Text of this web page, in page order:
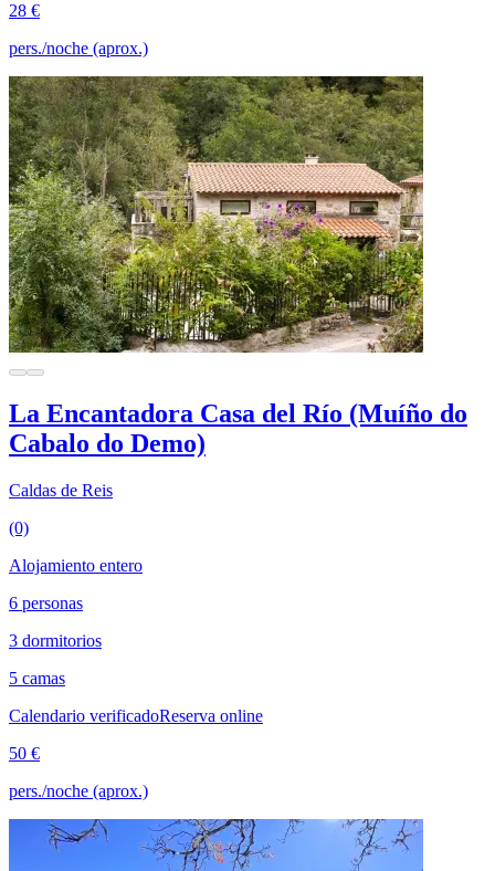
28 €
pers./noche (aprox.)
La Encantadora Casa del Río (Muíño do
Cabalo do Demo)
Caldas de Reis
(0)
Alojamiento entero
6 personas
3 dormitorios
5 camas
Calendario verificadoReserva online
50 €
pers./noche (aprox.)